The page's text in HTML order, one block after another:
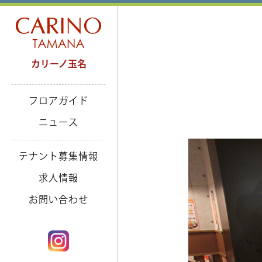
カリーノ玉名
フロアガイド
ニュース
テナント募集情報
求人情報
お問い合わせ